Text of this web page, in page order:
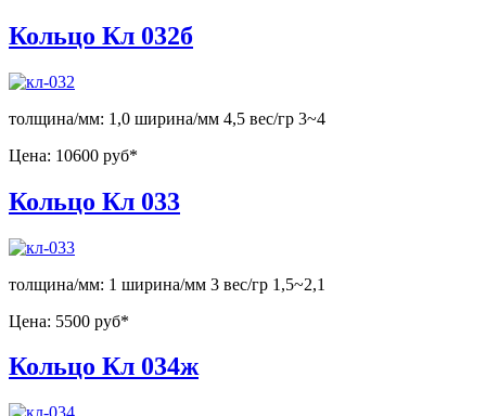
Кольцо Кл 032б
толщина/мм: 1,0 ширина/мм 4,5 вес/гр 3~4
Цена: 10600 руб*
Кольцо Кл 033
толщина/мм: 1 ширина/мм 3 вес/гр 1,5~2,1
Цена: 5500 руб*
Кольцо Кл 034ж